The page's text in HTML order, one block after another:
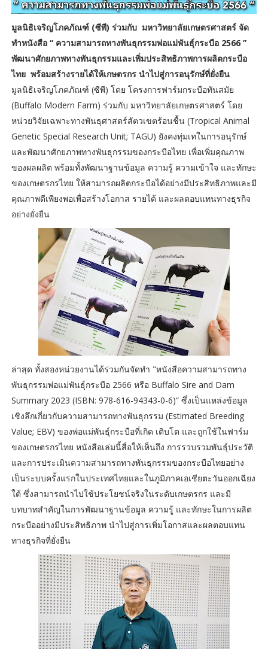
มูลนิธิเจริญโภคภัณฑ์ (ซีพี) ร่วมกับ มหาวิทยาลัยเกษตรศาสตร์ จัด
ทำหนังสือ “ ความสามารถทางพันธุกรรมพ่อแม่พันธุ์กระบือ 2566 ”
พัฒนาศักยภาพทางพันธุกรรมและเพิ่มประสิทธิภาพการผลิตกระบือ
ไทย พร้อมสร้างรายได้ให้เกษตรกร นำไปสู่การอนุรักษ์ที่ยั่งยืน
มูลนิธิเจริญโภคภัณฑ์ (ซีพี) โดย โครงการฟาร์มกระบือทันสมัย
(Buffalo Modern Farm) ร่วมกับ มหาวิทยาลัยเกษตรศาสตร์ โดย
หน่วยวิจัยเฉพาะทางพันธุศาสตร์สัตวเขตร้อนชื้น (Tropical Animal
Genetic Special Research Unit; TAGU) ยังคงทุ่มเทในการอนุรักษ์
และพัฒนาศักยภาพทางพันธุกรรมของกระบือไทย เพื่อเพิ่มคุณภาพ
ของผลผลิต พร้อมทั้งพัฒนาฐานข้อมูล ความรู้ ความเข้าใจ และทักษะ
ของเกษตรกรไทย ให้สามารถผลิตกระบือได้อย่างมีประสิทธิภาพและมี
คุณภาพดีเพียงพอเพื่อสร้างโอกาส รายได้ และผลตอบแทนทางธุรกิจ
อย่างยั่งยืน
ล่าสุด ทั้งสองหน่วยงานได้ร่วมกันจัดทำ "หนังสือความสามารถทาง
พันธุกรรมพ่อแม่พันธุ์กระบือ 2566 หรือ Buffalo Sire and Dam
Summary 2023 (ISBN: 978-616-94343-0-6)” ซึ่งเป็นแหล่งข้อมูล
เชิงลึกเกี่ยวกับความสามารถทางพันธุกรรม (Estimated Breeding
Value; EBV) ของพ่อแม่พันธุ์กระบือที่เกิด เติบโต และถูกใช้ในฟาร์ม
ของเกษตรกรไทย หนังสือเล่มนี้สื่อให้เห็นถึง การรวบรวมพันธุ์ประวัติ
และการประเมินความสามารถทางพันธุกรรมของกระบือไทยอย่าง
เป็นระบบครั้งแรกในประเทศไทยและในภูมิภาคเอเชียตะวันออกเฉียง
ใต้ ซึ่งสามารถนำไปใช้ประโยชน์จริงในระดับเกษตรกร และมี
บทบาทสำคัญในการพัฒนาฐานข้อมูล ความรู้ และทักษะในการผลิต
กระบืออย่างมีประสิทธิภาพ นำไปสู่การเพิ่มโอกาสและผลตอบแทน
ทางธุรกิจที่ยั่งยืน